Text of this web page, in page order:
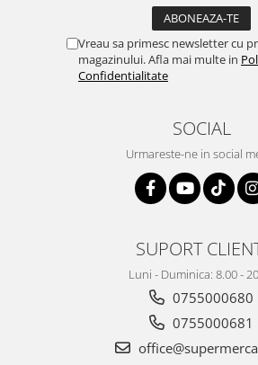
Vreau sa primesc newsletter cu
magazinului. Afla mai multe in
Confidentialitate
SOCIAL
Urmareste-ne in social
SUPORT
Luni - Duminica: 8.00 -
0755000680
0755000681